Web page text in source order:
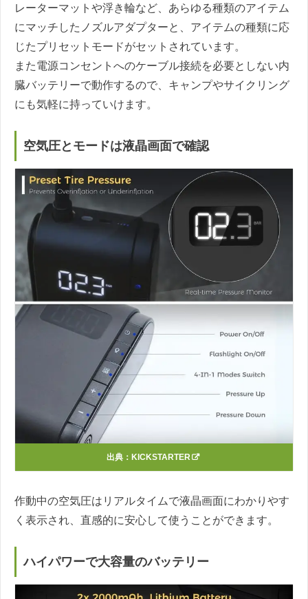
レーターマットや浮き輪など、あらゆる種類のアイテム
にマッチしたノズルアダプターと、アイテムの種類に応
じたプリセットモードがセットされています。
また電源コンセントへのケーブル接続を必要としない内
臓バッテリーで動作するので、キャンプやサイクリング
にも気軽に持っていけます。
空気圧とモードは液晶画面で確認
出典： KICKSTARTER
作動中の空気圧はリアルタイムで液晶画面にわかりやす
く表示され、直感的に安心して使うことができます。
ハイパワーで大容量のバッテリー